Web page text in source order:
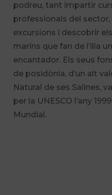
podreu, tant impartir
professionals del
excursions i descobrir
marins que fan de l’illa
encantador. Els seus
de posidònia, d’un alt
Natural de ses Salines,
per la UNESCO l’any
Mundial.